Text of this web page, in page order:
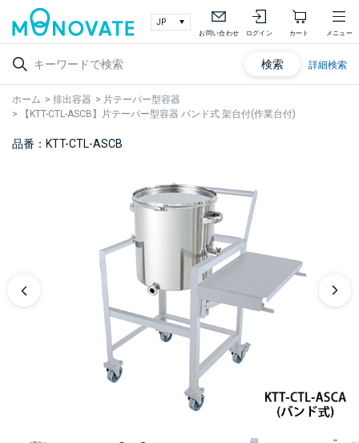
お問い合わせ ログイン カート メニュー
検索 詳細検索
ホーム > 排出容器 > 片テーパー型容器
>
【KTT-CTL-ASCB】片テーパー型容器 バンド式 架台付(作業台付)
品番：KTT-CTL-ASCB